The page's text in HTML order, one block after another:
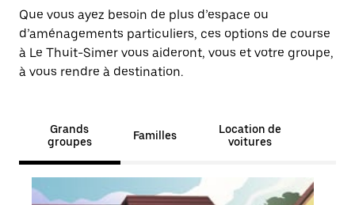
Que vous ayez besoin de plus d’espace ou
d’aménagements particuliers, ces options de course
à Le Thuit-Simer vous aideront, vous et votre groupe,
à vous rendre à destination.
Grands
groupes
Familles
Location de
voitures